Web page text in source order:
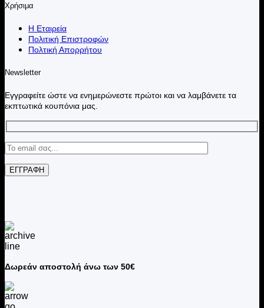
Χρήσιμα
Η Εταιρεία
Πολιτική Επιστροφών
Πολτική Απορρήτου
Newsletter
Εγγραφείτε ώστε να ενημερώνεστε πρώτοι και να λαμβάνετε τα
εκπτωτικά κουπόνια μας.
Δωρεάν αποστολή άνω των 50€